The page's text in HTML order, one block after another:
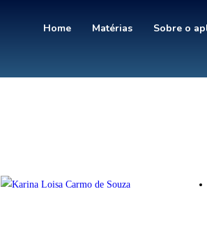
Home Matérias Sobre o